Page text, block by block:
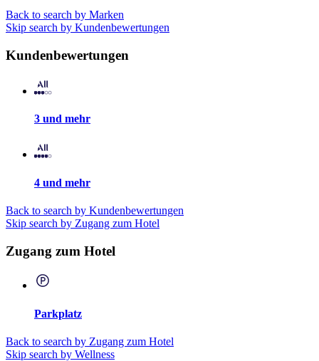
Back to search by Marken
Skip search by Kundenbewertungen
Kundenbewertungen
3 und mehr
4 und mehr
Back to search by Kundenbewertungen
Skip search by Zugang zum Hotel
Zugang zum Hotel
Parkplatz
Back to search by Zugang zum Hotel
Skip search by Wellness